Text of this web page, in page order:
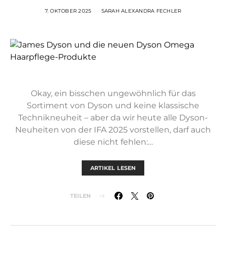
7. OKTOBER 2025 SARAH ALEXANDRA FECHLER
Okay, ein bisschen ungewöhnlich für das
Sortiment von Dyson und keine klassische
Technikneuheit – aber da wir heute alle Dyson-
Neuheiten von der IFA 2025 vorstellen, darf auch
diese nicht fehlen:…
ARTIKEL LESEN
TEILEN